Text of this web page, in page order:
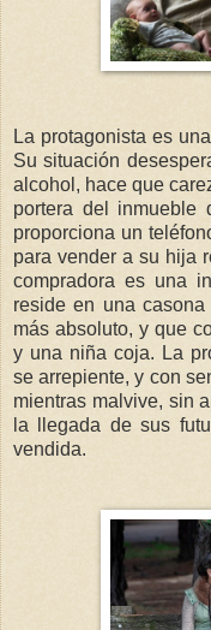
La protagonista es
Su situación
alcohol, hace que
portera del
proporciona un
para vender a su hija
compradora es una
reside en una
más absoluto, y que
y una niña coja. La
se arrepiente, y con
mientras malvive, sin
la llegada de sus
vendida.